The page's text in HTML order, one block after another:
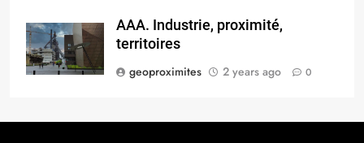
AAA. Industrie, proximité,
territoires
geoproximites
2 years ago 0